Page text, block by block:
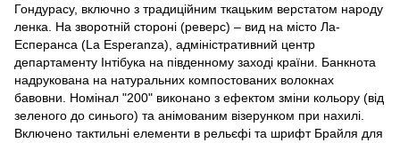
Гондурасу, включно з традиційним ткацьким верстатом народу
ленка. На зворотній стороні (реверс) – вид на місто Ла-
Есперанса (La Esperanza), адміністративний центр
департаменту Інтібука на південному заході країни. Банкнота
надрукована на натуральних компостованих волокнах
бавовни. Номінал "200" виконано з ефектом зміни кольору (від
зеленого до синього) та анімованим візерунком при нахилі.
Включено тактильні елементи в рельєфі та шрифт Брайля для